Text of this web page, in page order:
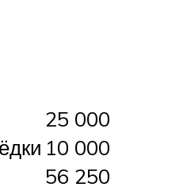
25 000
10 000
56 250